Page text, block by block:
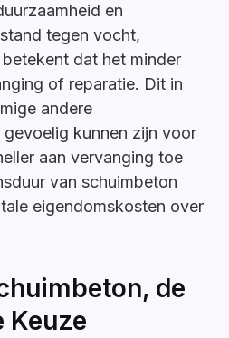
en
tegen vocht,
dat het minder
of reparatie. Dit in
andere
kunnen zijn voor
aan vervanging toe
van schuimbeton
eigendomskosten over
de
Keuze